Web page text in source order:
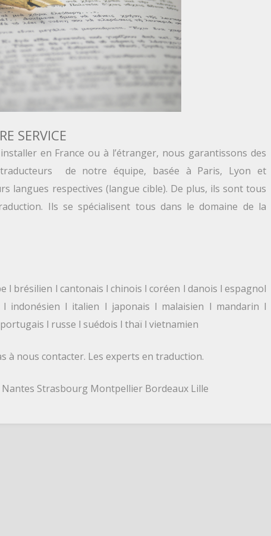
SERVICE
en France ou à l’étranger, nous garantissons des
de notre équipe, basée à Paris, Lyon et
langues respectives (langue cible). De plus, ils sont tous
Ils se spécialisent tous dans le domaine de la
l brésilien l cantonais l chinois l coréen l danois l espagnol
l italien l japonais l malaisien l mandarin l
l russe l suédois l thaï l vietnamien
à nous contacter. Les experts en traduction.
Strasbourg Montpellier Bordeaux Lille